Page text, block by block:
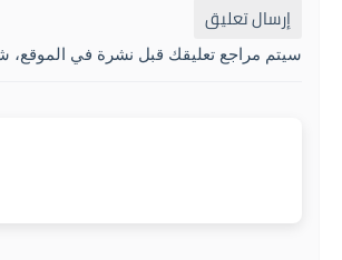
إرسال تعليق
سيتم مراجع تعليقك قبل نشرة في الموقع،